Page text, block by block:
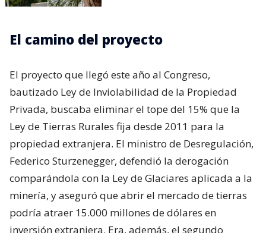
El camino del proyecto
El proyecto que llegó este año al Congreso,
bautizado Ley de Inviolabilidad de la Propiedad
Privada, buscaba eliminar el tope del 15% que la
Ley de Tierras Rurales fija desde 2011 para la
propiedad extranjera. El ministro de Desregulación,
Federico Sturzenegger, defendió la derogación
comparándola con la Ley de Glaciares aplicada a la
minería, y aseguró que abrir el mercado de tierras
podría atraer 15.000 millones de dólares en
inversión extranjera. Era, además, el segundo